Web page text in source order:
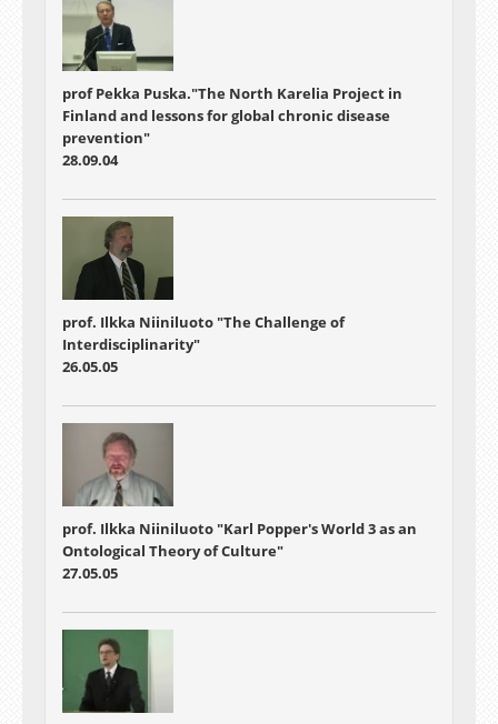
prof Pekka Puska."The North Karelia Project in
Finland and lessons for global chronic disease
prevention"
28.09.04
prof. Ilkka Niiniluoto "The Challenge of
Interdisciplinarity"
26.05.05
prof. Ilkka Niiniluoto "Karl Popper's World 3 as an
Ontological Theory of Culture"
27.05.05